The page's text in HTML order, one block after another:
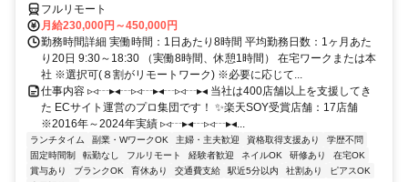
フルリモート
月給230,000円～450,000円
勤務時間詳細 実働時間：1日あたり8時間 平均勤務日数：1ヶ月あた
り20日 9:30～18:30 （実働8時間、休憩1時間） 在宅ワークまたは本
社 ※選択可(８割がリモートワーク) ※必要に応じて...
仕事内容 ▹◃┄▸◂┄▹◃┄▸◂┄▹◃┄▸◂ 当社は400店舗以上を支援してき
た ECサイト運営のプロ集団です！ ✨楽天SOY受賞店舗：17店舗
※2016年～2024年実績 ▹◃┄▸◂┄▹◃┄▸◂...
ランチタイム 副業・WワークOK 主婦・主夫歓迎 資格取得支援あり
学歴不問
固定時間制
転勤なし フルリモート 経験者歓迎 ネイルOK 研修あり
在宅OK
賞与あり
ブランクOK 育休あり 交通費支給 駅近5分以内 社割あり
ピアスOK